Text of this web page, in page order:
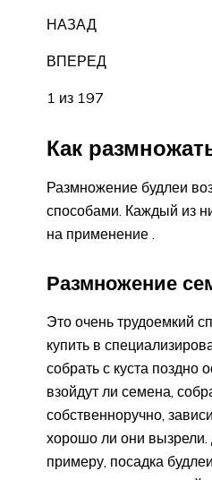
НАЗАД
ВПЕРЕД
1 из 197
Как
Размножение будлеи
способами. Каждый из
на применение .
Размножение
Это очень трудоемкий
купить в
собрать с куста поздно
взойдут ли семена,
собственноручно,
хорошо ли они вызрели.
примеру, посадка